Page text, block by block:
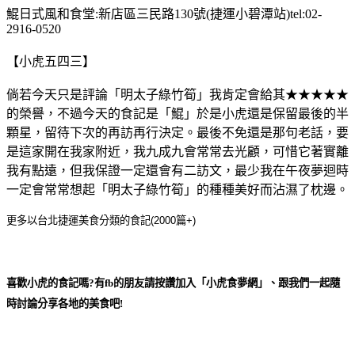
鯤日式風和食堂:新店區三民路130號(捷運小碧潭站)tel:02-
2916-0520
【小虎五四三】
倘若今天只是評論「明太子綠竹筍」我肯定會給其★★★★★
的榮譽，不過今天的食記是「鯤」於是小虎還是保留最後的半
顆星，留待下次的再訪再行決定。最後不免還是那句老話，要
是這家開在我家附近，我九成九會常常去光顧，可惜它著實離
我有點遠，但我保證一定還會有二訪文，最少我在午夜夢迴時
一定會常常想起「明太子綠竹筍」的種種美好而沾濕了枕邊。
更多以台北捷運美食分類的食記(2000篇+)
喜歡小虎的食記嗎?有fb的朋友請按讚加入「小虎食夢網」、跟我們一起隨
時討論分享各地的美食吧!